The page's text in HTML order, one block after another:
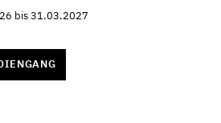
bis 31.03.2027